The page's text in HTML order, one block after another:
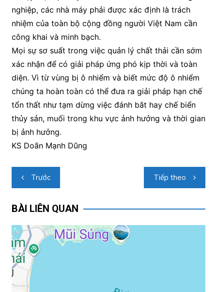
nghiệp, các nhà máy phải được xác định là trách
nhiệm của toàn bộ cộng đồng người Việt Nam cần
công khai và minh bạch.
Mọi sự sơ suất trong việc quản lý chất thải cần sớm
xác nhận để có giải pháp ứng phó kịp thời và toàn
diện. Vì từ vùng bị ô nhiểm và biết mức độ ô nhiểm
chúng ta hoàn toàn có thể đưa ra giải pháp hạn chế
tổn thất như tạm dừng việc đánh bắt hay chế biển
thủy sản, muối trong khu vực ảnh hưởng và thời gian
bị ảnh hưởng.
KS Doãn Mạnh Dũng
Điều
hướng
bài
Trước Tiếp theo
BÀI LIÊN QUAN